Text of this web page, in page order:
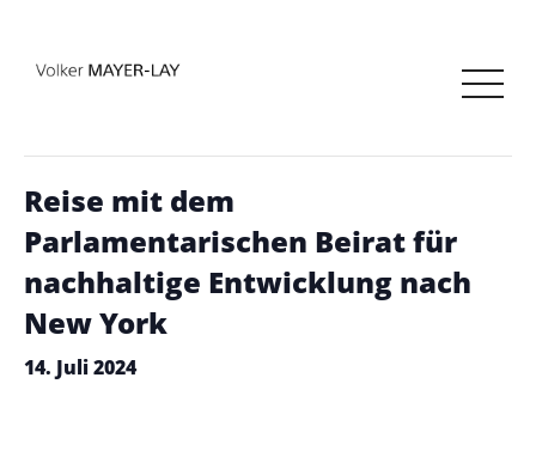
« Alle Veranstaltungen
Reise mit dem
Parlamentarischen Beirat für
nachhaltige Entwicklung nach
New York
14. Juli 2024